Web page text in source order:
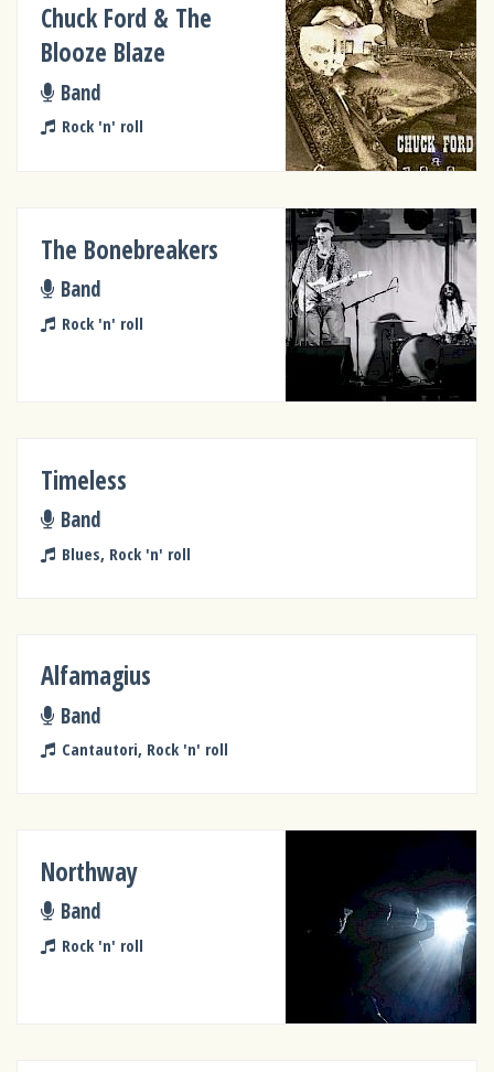
Chuck Ford & The
Blooze Blaze
Band
Rock 'n' roll
The Bonebreakers
Band
Rock 'n' roll
Timeless
Band
Blues, Rock 'n' roll
Alfamagius
Band
Cantautori, Rock 'n' roll
Northway
Band
Rock 'n' roll